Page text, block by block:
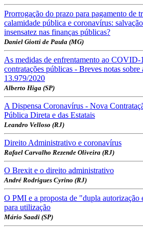
Prorrogação do prazo para pagamento de
calamidade pública e coronavírus:
insensatez nas finanças públicas?
Daniel Giotti de Paula (MG)
As medidas de enfrentamento ao COVID-
contratações públicas - Breves notas sobre
13.979/2020
Alberto Higa (SP)
A Dispensa Coronavírus - Nova
Pública Direta e das Estatais
Leandro Velloso (RJ)
Direito Administrativo e coronavírus
Rafael Carvalho Rezende Oliveira (RJ)
O Brexit e o direito administrativo
André Rodrigues Cyrino (RJ)
O PMI e a proposta de "dupla autorização
para utilização
Mário Saadi (SP)